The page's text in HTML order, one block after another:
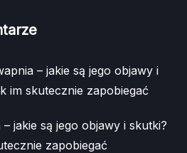
– jakie są jego objawy i
im skutecznie zapobiegać
jakie są jego objawy i skutki?
zapobiegać